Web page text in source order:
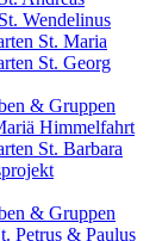
Wendelinus
St. Maria
St. Georg
& Gruppen
Himmelfahrt
St. Barbara
& Gruppen
Petrus & Paulus